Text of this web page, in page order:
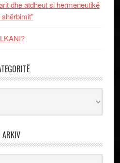
dhe atdheut si hermeneutikë
ARKIV